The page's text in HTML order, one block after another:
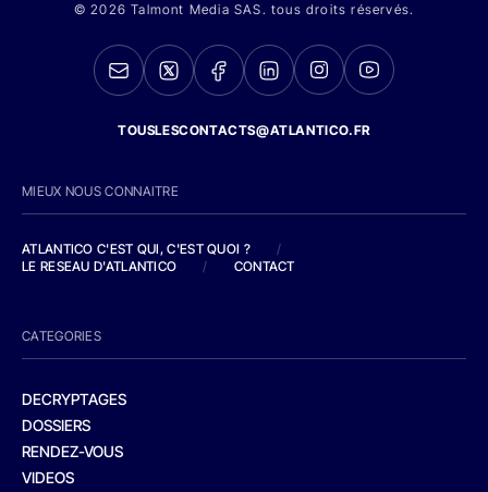
© 2026 Talmont Media SAS. tous droits réservés.
TOUSLESCONTACTS@ATLANTICO.FR
MIEUX NOUS CONNAITRE
ATLANTICO C'EST QUI, C'EST QUOI ?
/
LE RESEAU D'ATLANTICO
/ CONTACT
CATEGORIES
DECRYPTAGES
DOSSIERS
RENDEZ-VOUS
VIDEOS